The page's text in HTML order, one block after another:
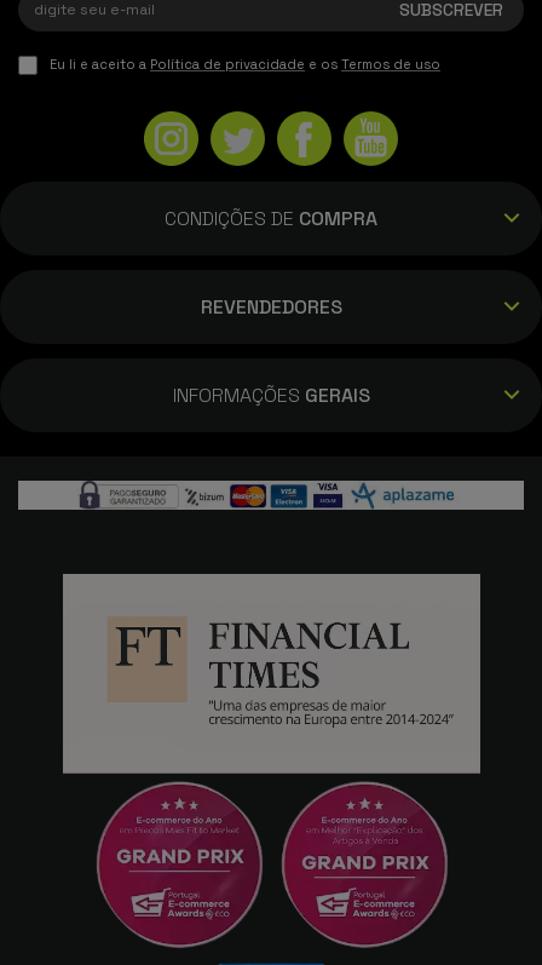
Eu li e aceito a Política de privacidade e os Termos de uso
CONDIÇÕES DE COMPRA
REVENDEDORES
INFORMAÇÕES GERAIS